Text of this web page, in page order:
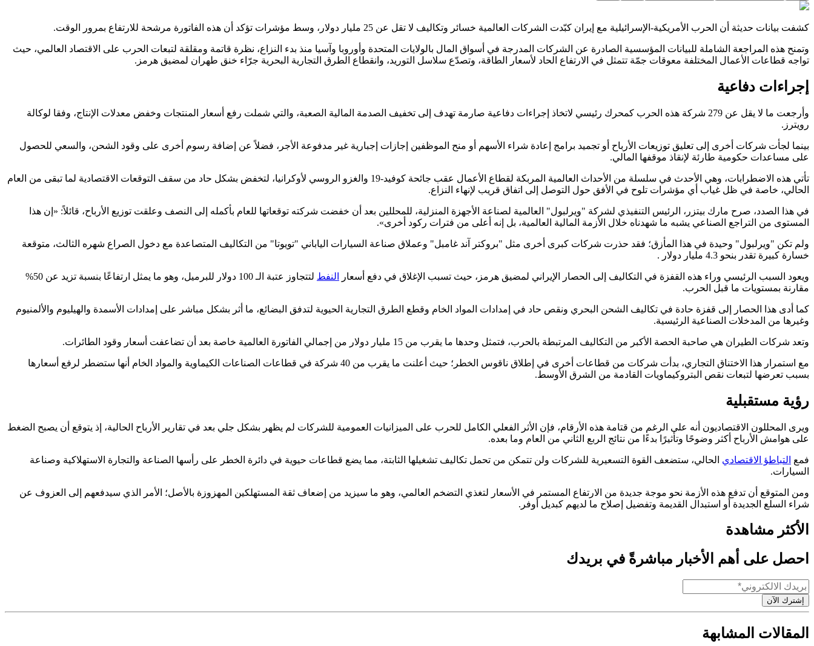
كشفت بيانات حديثة أن الحرب الأمريكية-الإسرائيلية مع إيران كبّدت الشركات العالمية خسائر وتكاليف لا تقل عن 25 مليار دولار، وسط مؤشرات تؤكد أن هذه الفاتورة مرشحة للارتفاع بمرور الوقت.
وتمنح هذه المراجعة الشاملة للبيانات المؤسسية الصادرة عن الشركات المدرجة في أسواق المال بالولايات المتحدة وأوروبا وآسيا منذ بدء النزاع، نظرة قاتمة ومقلقة لتبعات الحرب على الاقتصاد العالمي، حيث
تواجه قطاعات الأعمال المختلفة معوقات جمّة تتمثل في الارتفاع الحاد لأسعار الطاقة، وتصدّع سلاسل التوريد، وانقطاع الطرق التجارية البحرية جرّاء خنق طهران لمضيق هرمز.
إجراءات دفاعية
وأرجعت ما لا يقل عن 279 شركة هذه الحرب كمحرك رئيسي لاتخاذ إجراءات دفاعية صارمة تهدف إلى تخفيف الصدمة المالية الصعبة، والتي شملت رفع أسعار المنتجات وخفض معدلات الإنتاج، وفقا لوكالة
رويترز.
بينما لجأت شركات أخرى إلى تعليق توزيعات الأرباح أو تجميد برامج إعادة شراء الأسهم أو منح الموظفين إجازات إجبارية غير مدفوعة الأجر، فضلاً عن إضافة رسوم أخرى على وقود الشحن، والسعي للحصول
على مساعدات حكومية طارئة لإنقاذ موقفها المالي.
تأتي هذه الاضطرابات، وهي الأحدث في سلسلة من الأحداث العالمية المربكة لقطاع الأعمال عقب جائحة كوفيد-19 والغزو الروسي لأوكرانيا، لتخفض بشكل حاد من سقف التوقعات الاقتصادية لما تبقى من العام
الحالي، خاصة في ظل غياب أي مؤشرات تلوح في الأفق حول التوصل إلى اتفاق قريب لإنهاء النزاع.
في هذا الصدد، صرح مارك بيتزر، الرئيس التنفيذي لشركة "ويرلبول" العالمية لصناعة الأجهزة المنزلية، للمحللين بعد أن خفضت شركته توقعاتها للعام بأكمله إلى النصف وعلقت توزيع الأرباح، قائلاً: «إن هذا
المستوى من التراجع الصناعي يشبه ما شهدناه خلال الأزمة المالية العالمية، بل إنه أعلى من فترات ركود أخرى».
ولم تكن "ويرلبول" وحيدة في هذا المأزق؛ فقد حذرت شركات كبرى أخرى مثل "بروكتر آند غامبل" وعملاق صناعة السيارات الياباني "تويوتا" من التكاليف المتصاعدة مع دخول الصراع شهره الثالث، متوقعة
خسارة كبيرة تقدر بنحو 4.3 مليار دولار .
ويعود السبب الرئيسي وراء هذه القفزة في التكاليف إلى الحصار الإيراني لمضيق هرمز، حيث تسبب الإغلاق في دفع أسعار النفط
لتتجاوز عتبة الـ 100 دولار للبرميل، وهو ما يمثل ارتفاعًا بنسبة تزيد عن 50%
مقارنة بمستويات ما قبل الحرب.
كما أدى هذا الحصار إلى قفزة حادة في تكاليف الشحن البحري ونقص حاد في إمدادات المواد الخام وقطع الطرق التجارية الحيوية لتدفق البضائع، ما أثر بشكل مباشر على إمدادات الأسمدة والهيليوم والألمنيوم
وغيرها من المدخلات الصناعية الرئيسية.
وتعد شركات الطيران هي صاحبة الحصة الأكبر من التكاليف المرتبطة بالحرب، فتمثل وحدها ما يقرب من 15 مليار دولار من إجمالي الفاتورة العالمية خاصة بعد أن تضاعفت أسعار وقود الطائرات.
مع استمرار هذا الاختناق التجاري، بدأت شركات من قطاعات أخرى في إطلاق ناقوس الخطر؛ حيث أعلنت ما يقرب من 40 شركة في قطاعات الصناعات الكيماوية والمواد الخام أنها ستضطر لرفع أسعارها
بسبب تعرضها لتبعات نقص البتروكيماويات القادمة من الشرق الأوسط.
رؤية مستقبلية
ويرى المحللون الاقتصاديون أنه على الرغم من قتامة هذه الأرقام، فإن الأثر الفعلي الكامل للحرب على الميزانيات العمومية للشركات لم يظهر بشكل جلي بعد في تقارير الأرباح الحالية، إذ يتوقع أن يصبح الضغط
على هوامش الأرباح أكثر وضوحًا وتأثيرًا بدءًا من نتائج الربع الثاني من العام وما بعده.
فمع التباطؤ الاقتصادي الحالي، ستضعف القوة التسعيرية للشركات ولن تتمكن من تحمل تكاليف تشغيلها الثابتة، مما يضع قطاعات حيوية في دائرة الخطر على رأسها الصناعة والتجارة الاستهلاكية وصناعة
السيارات.
ومن المتوقع أن تدفع هذه الأزمة نحو موجة جديدة من الارتفاع المستمر في الأسعار لتغذي التضخم العالمي، وهو ما سيزيد من إضعاف ثقة المستهلكين المهزوزة بالأصل؛ الأمر الذي سيدفعهم إلى العزوف عن
شراء السلع الجديدة أو استبدال القديمة وتفضيل إصلاح ما لديهم كبديل أوفر.
الأكثر مشاهدة
احصل على أهم الأخبار مباشرةً في بريدك
إشترك الآن
المقالات المشابهة